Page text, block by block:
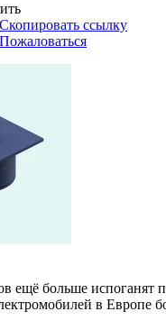
Скопировать ссылку
Пожаловаться
ещё больше испоганят
в Европе